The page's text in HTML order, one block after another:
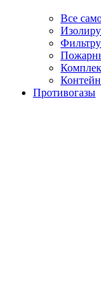
Все
Противогазы